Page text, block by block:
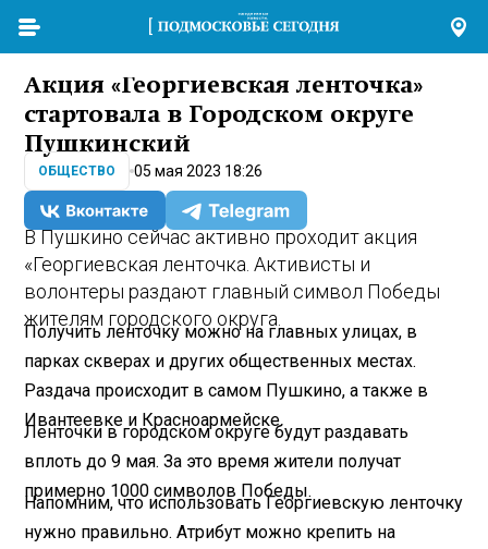
Акция «Георгиевская ленточка»
стартовала в Городском округе
Пушкинский
ОБЩЕСТВО 05 мая 2023 18:26
В Пушкино сейчас активно проходит акция
«Георгиевская ленточка. Активисты и
волонтеры раздают главный символ Победы
жителям городского округа.
Получить ленточку можно на главных улицах, в
парках скверах и других общественных местах.
Раздача происходит в самом Пушкино, а также в
Ивантеевке и Красноармейске.
Ленточки в городском округе будут раздавать
вплоть до 9 мая. За это время жители получат
примерно 1000 символов Победы.
Напомним, что использовать Георгиевскую ленточку
нужно правильно. Атрибут можно крепить на